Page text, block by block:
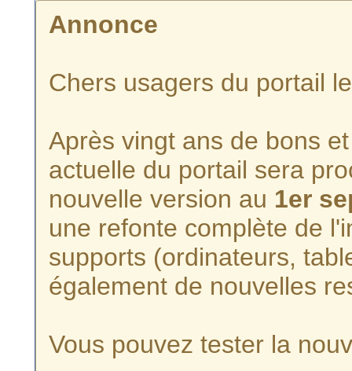
Annonce
Chers usagers du portail
Après vingt ans de bons
actuelle du portail sera
nouvelle version au 1er
une refonte complète de
supports (ordinateurs,
également de nouvelles
Vous pouvez tester la